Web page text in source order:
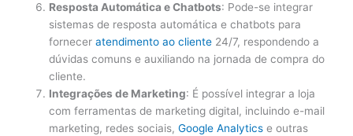
Resposta Automática e Chatbots: Pode-se integrar
sistemas de resposta automática e chatbots para
forneceratendimento ao cliente 24/7, respondendo a
dúvidas comuns e auxiliando na jornada de compra do
cliente.
Integrações de Marketing: É possível integrar a loja
com ferramentas de marketing digital, incluindo e-mail
marketing, redes sociais,Google Analytics e outras